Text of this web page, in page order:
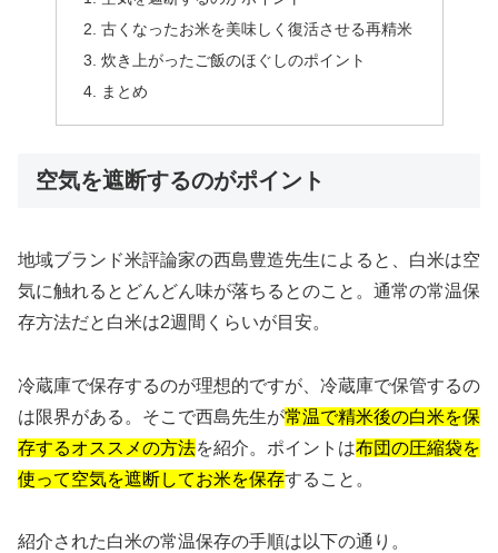
古くなったお米を美味しく復活させる再精米
炊き上がったご飯のほぐしのポイント
まとめ
空気を遮断するのがポイント
地域ブランド米評論家の西島豊造先生によると、白米は空
気に触れるとどんどん味が落ちるとのこと。通常の常温保
存方法だと白米は2週間くらいが目安。
冷蔵庫で保存するのが理想的ですが、冷蔵庫で保管するの
は限界がある。そこで西島先生が常温で精米後の白米を保
存するオススメの方法を紹介。ポイントは布団の圧縮袋を
使って空気を遮断してお米を保存すること。
紹介された白米の常温保存の手順は以下の通り。